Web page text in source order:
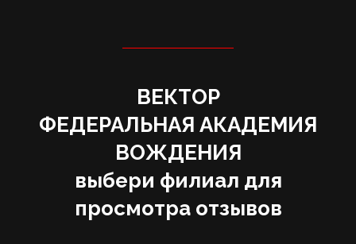
ВЕКТОР
‌ФЕДЕРАЛЬНАЯ АКАДЕМИЯ
ВОЖДЕНИЯ
выбери филиал для
просмотра отзывов